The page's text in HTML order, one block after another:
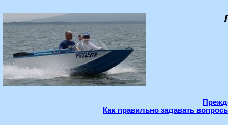
Как правильно задавать